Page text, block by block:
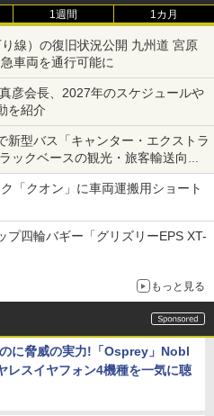
1週間 1カ月
線）の復旧状況公開 九州道 宮原
車両を通行可能に
彦会長、2027年のスケジュールや
を紹介
新型バス「キャンター・エクストラ
ックベースの観光・旅客輸送向け
「クオン」に車両運搬用ショート
プ四輪バギー「グリズリーEPS XT-
もっと見る
に脅威の実力!「Osprey」Nobl
レスイヤフォン4機種を一気に聴